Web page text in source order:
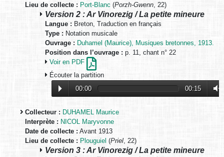
Lieu de collecte : Port-Blanc (Porzh-Gwenn , 22)
Version 2 : Ar Vinorezig / La petite mineure
Langue : Breton, Traduction en français
Type : Notation musicale
Ouvrage : Duhamel (Maurice), Musiques bretonnes, 1913.
Position dans l’ouvrage : p. 11, chant n° 22
Voir en PDF
Écouter la partition
00:00
00:15
Collecteur : DUHAMEL Maurice
Interprète : NICOL Maryvonne
Date de collecte : Avant 1913
Lieu de collecte : Plouguiel (Priel, 22)
Version 3 : Ar Vinorezig / La petite mineure